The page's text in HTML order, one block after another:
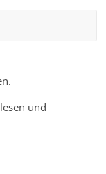
und